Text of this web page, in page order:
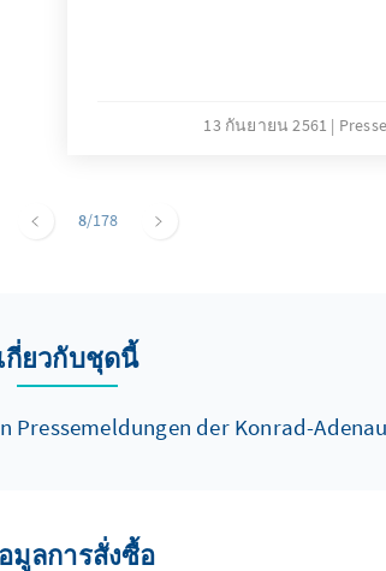
13 กันยายน 2561
8/178
กี่ยวกับชุดนี้
Pressemeldungen der Konrad-
มูลการสั่งซื้อ